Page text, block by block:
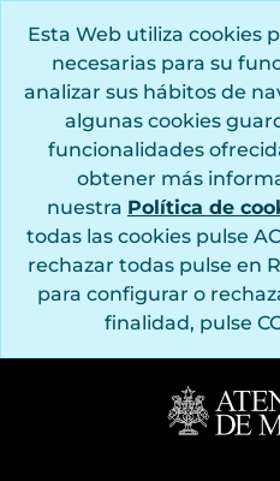
Esta Web utiliza cookies
necesarias para su
analizar sus hábitos de
algunas cookies
funcionalidades
obtener más
nuestra Política de
todas las cookies pulse
rechazar todas pulse en
para configurar o
finalidad, pulse